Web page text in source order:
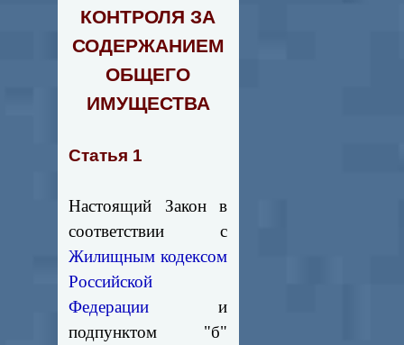
КОНТРОЛЯ ЗА
СОДЕРЖАНИЕМ
ОБЩЕГО
ИМУЩЕСТВА
Статья 1
Настоящий Закон в
соответствии с
Жилищным кодексом
Российской
Федерации и
подпунктом "б"